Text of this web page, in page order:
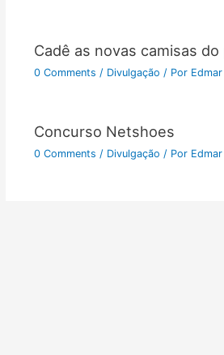
Cadê as novas camisas do
0 Comments / Divulgação / Por
Concurso Netshoes
0 Comments / Divulgação / Por